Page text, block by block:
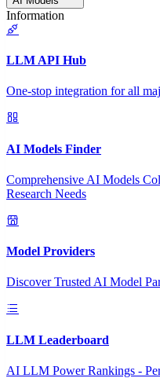
Information
LLM API Hub
One-stop integration for all
AI Models Finder
Comprehensive AI Models
Research Needs
Model Providers
Discover Trusted AI Model
LLM Leaderboard
AI LLM Power Rankings -